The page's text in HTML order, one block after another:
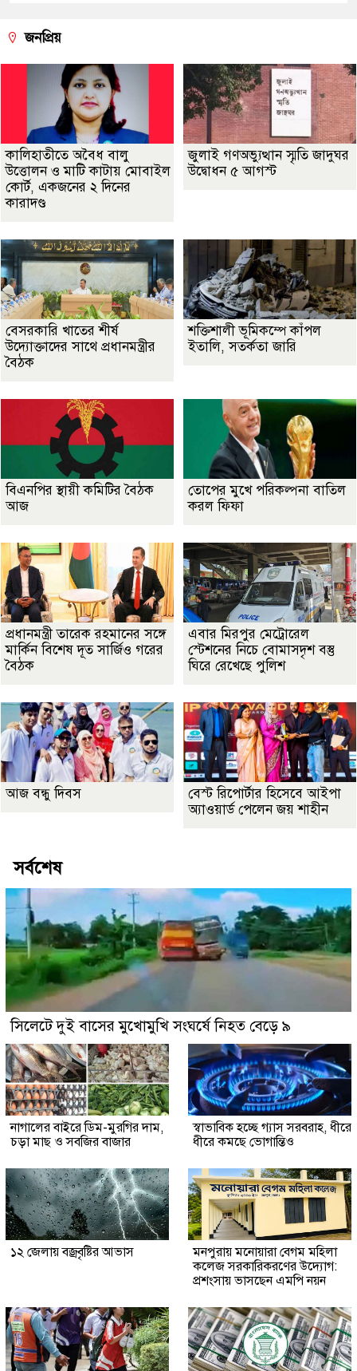
জনপ্রিয়
কালিহাতীতে অবৈধ বালু
উত্তোলন ও মাটি কাটায় মোবাইল
কোর্ট, একজনের ২ দিনের
কারাদণ্ড
জুলাই গণঅভ্যুত্থান স্মৃতি জাদুঘর
উদ্বোধন ৫ আগস্ট
বেসরকারি খাতের শীর্ষ
উদ্যোক্তাদের সাথে প্রধানমন্ত্রীর
বৈঠক
শক্তিশালী ভূমিকম্পে কাঁপল
ইতালি, সতর্কতা জারি
বিএনপির স্থায়ী কমিটির বৈঠক
আজ
তোপের মুখে পরিকল্পনা বাতিল
করল ফিফা
প্রধানমন্ত্রী তারেক রহমানের সঙ্গে
মার্কিন বিশেষ দূত সার্জিও গরের
বৈঠক
এবার মিরপুর মেট্রোরেল
স্টেশনের নিচে বোমাসদৃশ বস্তু
ঘিরে রেখেছে পুলিশ
আজ বন্ধু দিবস
বেস্ট রিপোর্টার হিসেবে আইপা
অ্যাওয়ার্ড পেলেন জয় শাহীন
সর্বশেষ
সিলেটে দুই বাসের মুখোমুখি সংঘর্ষে নিহত বেড়ে ৯
নাগালের বাইরে ডিম-মুরগির দাম,
চড়া মাছ ও সবজির বাজার
স্বাভাবিক হচ্ছে গ্যাস সরবরাহ, ধীরে
ধীরে কমছে ভোগান্তিও
১২ জেলায় বজ্রবৃষ্টির আভাস
মনপুরায় মনোয়ারা বেগম মহিলা
কলেজ সরকারিকরণের উদ্যোগ:
প্রশংসায় ভাসছেন এমপি নয়ন